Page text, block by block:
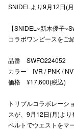
SNIDELより9月12日(
【SNIDEL×新木優子
コラボワンピースをご
品番 SWFO224052
カラー IVR / PNK /
価格 ¥17,600(税込)
トリプルコラボレーシ
スが、9月12日(月)より
ベルトでウエストをマ